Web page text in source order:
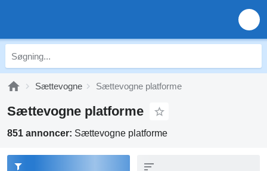
Sættevogne Sættevogne platforme
Sættevogne platforme
851 annoncer: Sættevogne platforme